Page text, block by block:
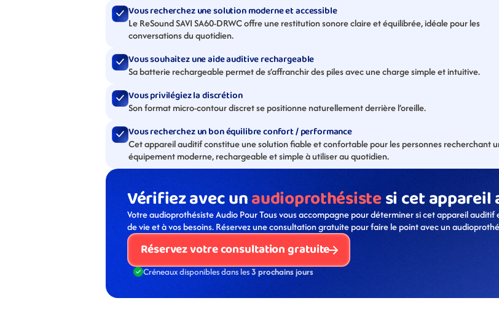
Vous recherchez une solution moderne et accessible
Le ReSound SAVI SA60-DRWC offre une restitution sonore claire et équilibrée, idéale pour les
conversations du quotidien.
Vous souhaitez une aide auditive rechargeable
Sa batterie rechargeable permet de s’affranchir des piles avec une charge simple et intuitive.
Vous privilégiez la discrétion
Son format micro-contour discret se positionne naturellement derrière l’oreille.
Vous recherchez un bon équilibre confort / performance
Cet appareil auditif constitue une solution fiable et confortable pour les personnes recherchant
équipement moderne, rechargeable et simple à utiliser au quotidien.
Vérifiez avec un audioprothésiste si cet appareil
Votre audioprothésiste Audio Pour Tous vous accompagne pour déterminer si cet appareil
de vie et à vos besoins. Réservez une consultation gratuite pour faire le point avec un
Réservez votre consultation gratuite
Créneaux disponibles dans les 3 prochains jours